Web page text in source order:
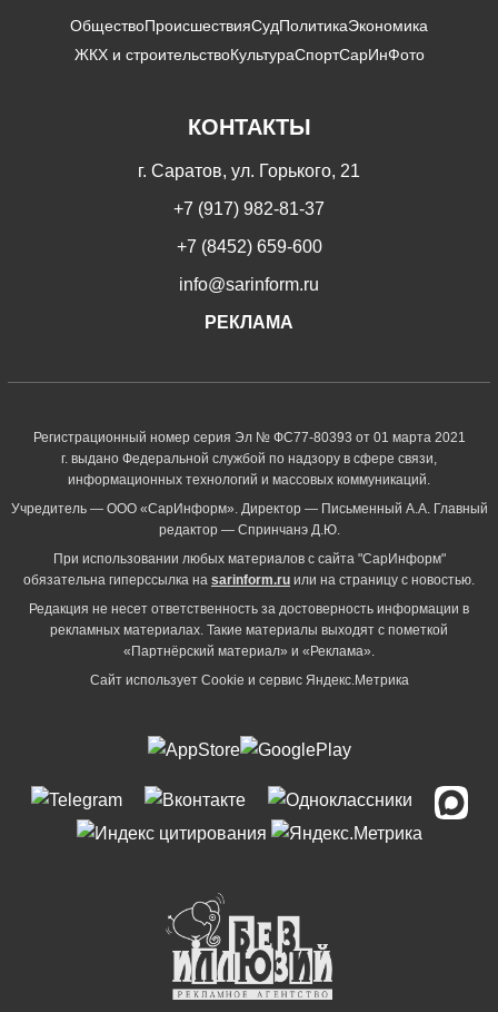
ОбществоПроисшествияСудПолитикаЭкономика
ЖКХ и строительствоКультураСпортСарИнФото
КОНТАКТЫ
г. Саратов, ул. Горького, 21
+7 (917) 982-81-37
+7 (8452) 659-600
info@sarinform.ru
РЕКЛАМА
Регистрационный номер серия Эл № ФС77-80393 от 01 марта 2021
г. выдано Федеральной службой по надзору в сфере связи,
информационных технологий и массовых коммуникаций.
Учредитель — ООО «СарИнформ». Директор — Письменный А.А. Главный
редактор — Спринчанэ Д.Ю.
При использовании любых материалов с сайта "СарИнформ"
обязательна гиперссылка на sarinform.ru или на страницу с новостью.
Редакция не несет ответственность за достоверность информации в
рекламных материалах. Такие материалы выходят с пометкой
«Партнёрский материал» и «Реклама».
Сайт использует Cookie и сервиc Яндекс.Метрика